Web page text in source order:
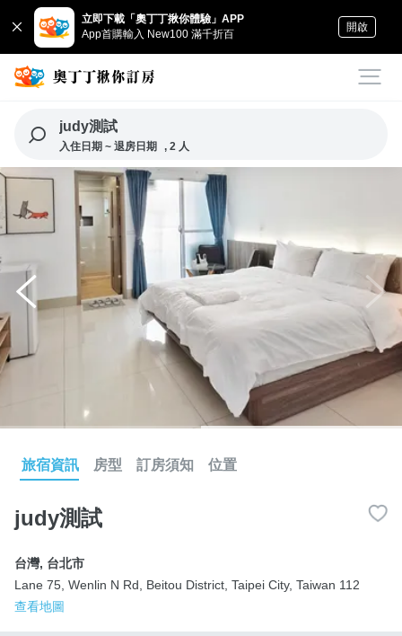
立即下載「奧丁丁揪你體驗」APP
App首購輸入 New100 滿千折百
開啟
judy測試
入住日期 ~ 退房日期 , 2 人
旅宿資訊 房型 訂房須知 位置
judy測試
台灣, 台北市
Lane 75, Wenlin N Rd, Beitou District, Taipei City, Taiwan 112
查看地圖